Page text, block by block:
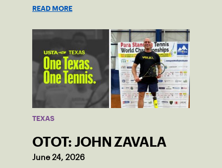
READ MORE
TEXAS
OTOT: JOHN ZAVALA
June 24, 2026